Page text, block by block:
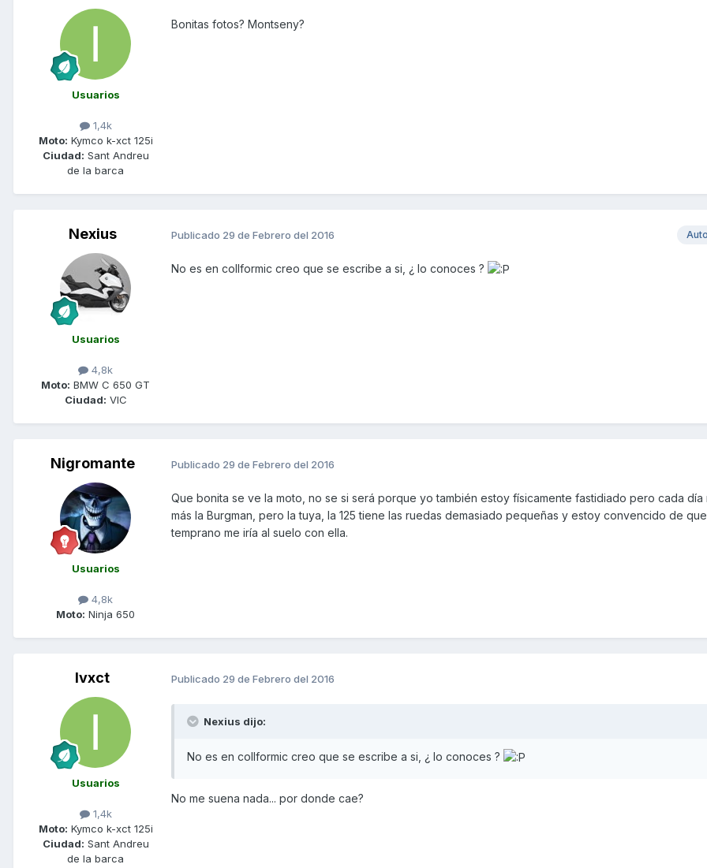
Usuarios
1,4k
Moto: Kymco k-xct 125i
Ciudad: Sant Andreu
de la barca
Bonitas fotos? Montseny?
Nexius
Usuarios
4,8k
Moto: BMW C 650 GT
Ciudad: VIC
Publicado 29 de Febrero del 2016
No es en collformic creo que se escribe a si, ¿ lo conoces ?
Nigromante
Usuarios
4,8k
Moto: Ninja 650
Publicado 29 de Febrero del 2016
Que bonita se ve la moto, no se si será porque yo también estoy físicamente fastidiado pero cada día
más la Burgman, pero la tuya, la 125 tiene las ruedas demasiado pequeñas y estoy convencido de
temprano me iría al suelo con ella.
Ivxct
Usuarios
1,4k
Moto: Kymco k-xct 125i
Ciudad: Sant Andreu
de la barca
Publicado 29 de Febrero del 2016
Nexius dijo:
No es en collformic creo que se escribe a si, ¿ lo conoces ?
No me suena nada... por donde cae?